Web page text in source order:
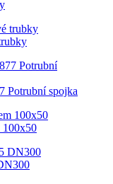
Potrubní spojka
100x50